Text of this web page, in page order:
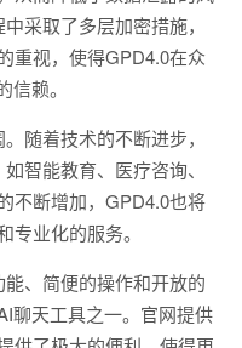
采取了多层加密措施，
重视，使得GPD4.0在众
赖。
随着技术的不断进步，
智能教育、医疗咨询、
不断增加，GPD4.0也将
业化的服务。
、简便的操作和开放的
聊天工具之一。官网提供